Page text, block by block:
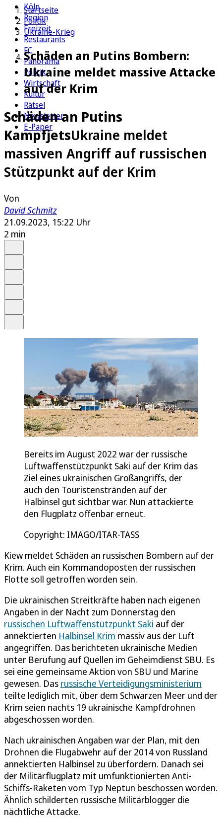
Köln
Region
Freizeit
Restaurants
FC
Panorama
Politik
Wirtschaft
Kultur
Rätsel
Newsletter
E-Paper
Startseite
Politik
Ukraine-Krieg
Schäden an Putins Bombern:
Ukraine meldet massive Attacke
auf der Krim
Schäden an Putins
KampfjetsUkraine meldet
massiven Angriff auf russischen
Stützpunkt auf der Krim
Von
David Schmitz
21.09.2023, 15:22 Uhr
2 min
Bereits im August 2022 war der russische
Luftwaffenstützpunkt Saki auf der Krim das
Ziel eines ukrainischen Großangriffs, der
auch den Touristenstränden auf der
Halbinsel gut sichtbar war. Nun attackierte
den Flugplatz offenbar erneut.
Copyright: IMAGO/ITAR-TASS
Kiew meldet Schäden an russischen Bombern auf der
Krim. Auch ein Kommandoposten der russischen
Flotte soll getroffen worden sein.
Die ukrainischen Streitkräfte haben nach eigenen
Angaben in der Nacht zum Donnerstag den
russischen Luftwaffenstützpunkt Saki auf der
annektierten Halbinsel Krim massiv aus der Luft
angegriffen. Das berichteten ukrainische Medien
unter Berufung auf Quellen im Geheimdienst SBU. Es
sei eine gemeinsame Aktion von SBU und Marine
gewesen. Das russische Verteidigungsministerium
teilte lediglich mit, über dem Schwarzen Meer und der
Krim seien nachts 19 ukrainische Kampfdrohnen
abgeschossen worden.
Nach ukrainischen Angaben war der Plan, mit den
Drohnen die Flugabwehr auf der 2014 von Russland
annektierten Halbinsel zu überfordern. Danach sei
der Militärflugplatz mit umfunktionierten Anti-
Schiffs-Raketen vom Typ Neptun beschossen worden.
Ähnlich schilderten russische Militärblogger die
nächtliche Attacke.